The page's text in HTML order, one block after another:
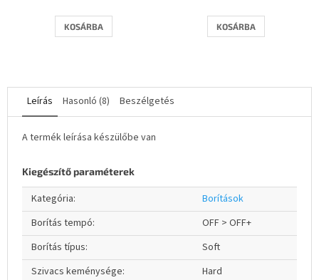
KOSÁRBA KOSÁRBA
Leírás Hasonló (8) Beszélgetés
A termék leírása készülőbe van
Kiegészítő paraméterek
Kategória:
Borítások
Borítás tempó:
OFF > OFF+
Borítás típus:
Soft
Szivacs keménysége: Hard